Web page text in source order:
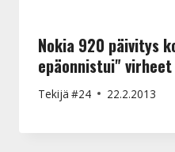
Nokia 920 päivitys
epäonnistui" virheet
Tekijä #24 22.2.2013